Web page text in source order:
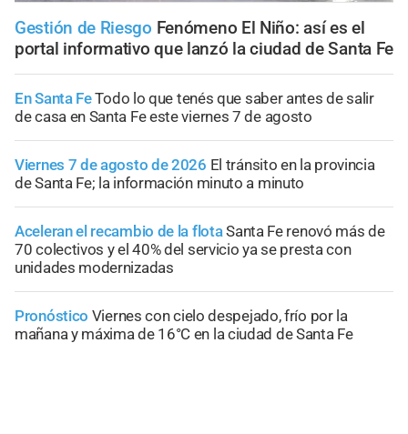
Gestión de Riesgo Fenómeno El Niño: así es el
portal informativo que lanzó la ciudad de Santa Fe
En Santa FeTodo lo que tenés que saber antes de salir
de casa en Santa Fe este viernes 7 de agosto
Viernes 7 de agosto de 2026 El tránsito en la provincia
de Santa Fe; la información minuto a minuto
Aceleran el recambio de la flotaSanta Fe renovó más de
70 colectivos y el 40% del servicio ya se presta con
unidades modernizadas
Pronóstico Viernes con cielo despejado, frío por la
mañana y máxima de 16°C en la ciudad de Santa Fe